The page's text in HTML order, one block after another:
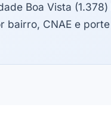
Boa Vista (1.378)
bairro, CNAE e